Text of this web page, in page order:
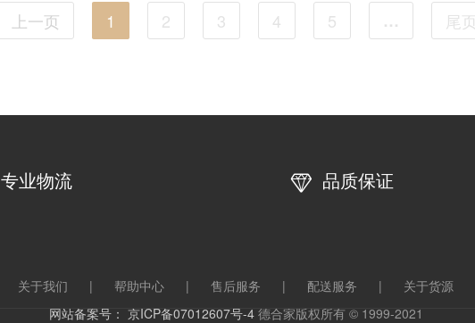
上一页 1 2 3 4 5 … 尾页
专业物流 品质保证
关于我们 | 帮助中心 | 售后服务 | 配送服务 |
关于货源
网站备案号： 京ICP备07012607号-4 德合家版权所有 © 1999-2021